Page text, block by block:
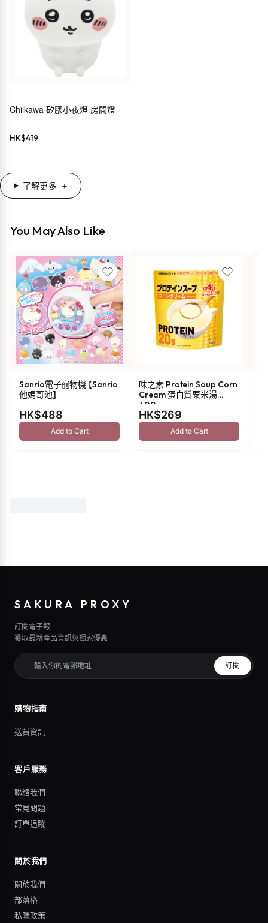
Chiikawa 矽膠小夜燈 房間燈
HK$419
了解更多
You May Also Like
Sanrio電子寵物機 【Sanrio
他媽哥池】
HK$488
Add to Cart
味之素 Protein Soup Corn
Cream 蛋白質粟米湯
600g
HK$269
Add to Cart
SAKURA PROXY
訂閱電子報
獲取最新產品資訊與獨家優惠
訂閱
購物指南
送貨資訊
客戶服務
聯絡我們
常見問題
訂單追蹤
關於我們
關於我們
部落格
私隱政策